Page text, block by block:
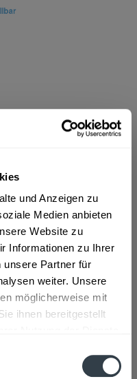
und Anzeigen zu
Medien anbieten
Website zu
Informationen zu Ihrer
unsere Partner für
weiter. Unsere
möglicherweise mit
ihnen bereitgestellt
Warenkorb